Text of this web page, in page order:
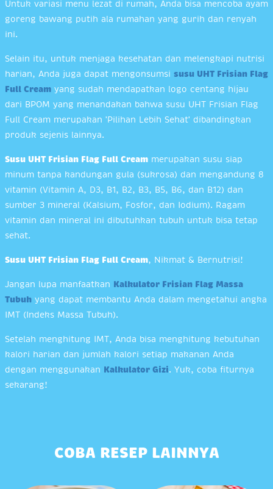
Untuk variasi menu lezat di rumah, Anda bisa mencoba ayam
goreng bawang putih ala rumahan yang gurih dan renyah
ini.
Selain itu, untuk menjaga kesehatan dan melengkapi nutrisi
harian, Anda juga dapat mengonsumsi susu UHT Frisian Flag
Full Cream yang sudah mendapatkan logo centang hijau
dari BPOM yang menandakan bahwa susu UHT Frisian Flag
Full Cream merupakan 'Pilihan Lebih Sehat' dibandingkan
produk sejenis lainnya.
Susu UHT Frisian Flag Full Cream merupakan susu siap
minum tanpa kandungan gula (sukrosa) dan mengandung 8
vitamin (Vitamin A, D3, B1, B2, B3, B5, B6, dan B12) dan
sumber 3 mineral (Kalsium, Fosfor, dan Iodium). Ragam
vitamin dan mineral ini dibutuhkan tubuh untuk bisa tetap
sehat.
Susu UHT Frisian Flag Full Cream, Nikmat & Bernutrisi!
Jangan lupa manfaatkan
Kalkulator Frisian Flag Massa
Tubuh yang dapat membantu Anda dalam mengetahui angka
IMT (Indeks Massa Tubuh).
Setelah menghitung IMT, Anda bisa menghitung kebutuhan
kalori harian dan jumlah kalori setiap makanan Anda
dengan menggunakan
Kalkulator Gizi. Yuk, coba fiturnya
sekarang!
COBA RESEP LAINNYA